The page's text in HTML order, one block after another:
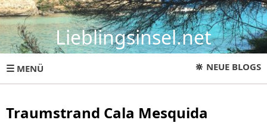
Lieblingsinsel.net
☰ MENÜ 🔆 NEUE BLOGS
Traumstrand Cala Mesquida